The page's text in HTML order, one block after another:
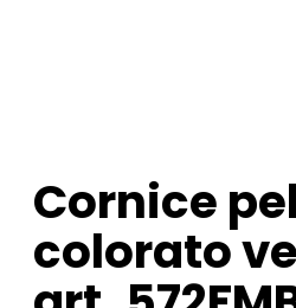
Cornice
colorato